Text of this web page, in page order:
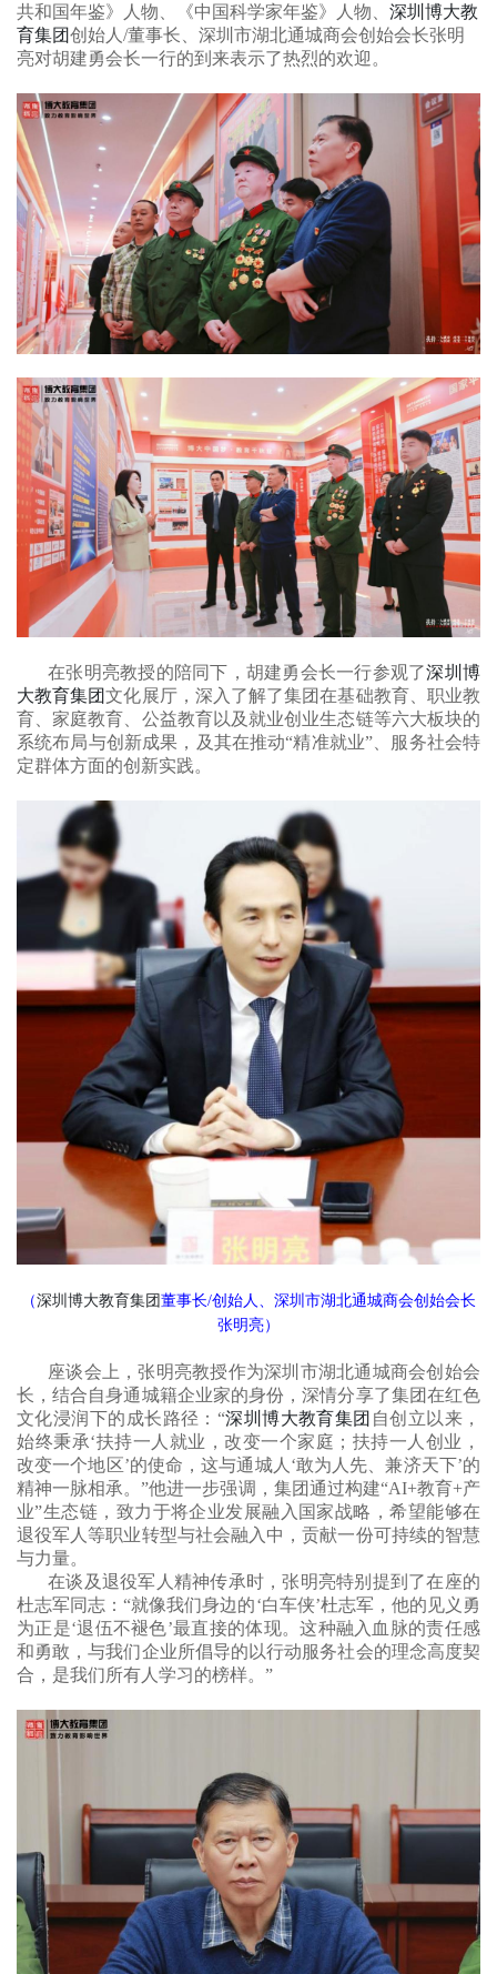
共和国年鉴》人物、《中国科学家年鉴》人物、 深圳博大教
育集团创始人/董事长、深圳市湖北通城商会创始会长张明
亮对胡建勇会长一行的到来表示了热烈的欢迎。
在张明亮教授的陪同下，胡建勇会长一行参观了深圳博
大教育集团文化展厅，深入了解了集团在基础教育、职业教
育、家庭教育、公益教育以及就业创业生态链等六大板块的
系统布局与创新成果，及其在推动“精准就业”、服务社会特
定群体方面的创新实践。
（深圳博大教育集团 董事长/创始人、深圳市湖北通城商会创始会长
张明亮）
座谈会上，张明亮教授作为深圳市湖北通城商会创始会
长，结合自身通城籍企业家的身份，深情分享了集团在红色
文化浸润下的成长路径： “深圳博大教育集团 自创立以来，
始终秉承‘扶持一人就业，改变一个家庭；扶持一人创业，
改变一个地区’的使命，这与通城人‘敢为人先、兼济天下’的
精神一脉相承。”他进一步强调，集团通过构建“AI+教育+产
业”生态链，致力于将企业发展融入国家战略，希望能够在
退役军人等职业转型与社会融入中，贡献一份可持续的智慧
与力量。
在谈及退役军人精神传承时，张明亮特别提到了在座的
杜志军同志：“就像我们身边的‘白车侠’杜志军，他的见义勇
为正是‘退伍不褪色’最直接的体现。这种融入血脉的责任感
和勇敢，与我们企业所倡导的以行动服务社会的理念高度契
合，是我们所有人学习的榜样。”